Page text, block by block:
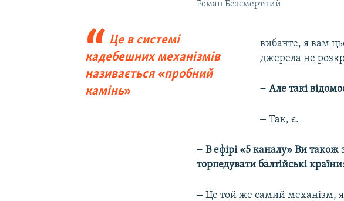
Роман Безсмертний
Це в системі
кадебешних механізмів
називається «пробний
камінь»​
вибачте, я вам
джерела не
– Але такі
– Так, є.
–В ефірі «5 каналу» Ви
торпедувати балтійські
–Це той же самий механізм,